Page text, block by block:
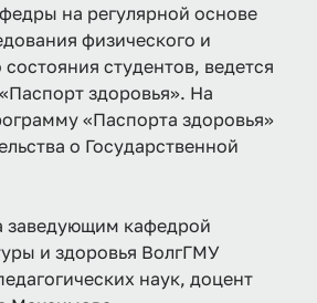
на регулярной основе
физического и
студентов, ведется
здоровья». На
«Паспорта здоровья»
о Государственной
заведующим кафедрой
и здоровья ВолгГМУ
наук, доцент